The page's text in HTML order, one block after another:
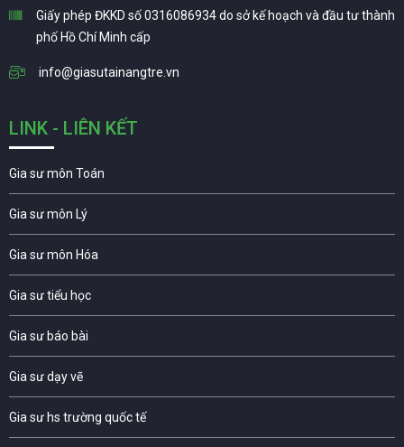
Giấy phép ĐKKD số 0316086934 do sở kế hoạch và đầu tư thành
phố Hồ Chí Minh cấp
info@giasutainangtre.vn
LINK - LIÊN KẾT
Gia sư môn Toán
Gia sư môn Lý
Gia sư môn Hóa
Gia sư tiểu học
Gia sư báo bài
Gia sư dạy vẽ
Gia sư hs trường quốc tế